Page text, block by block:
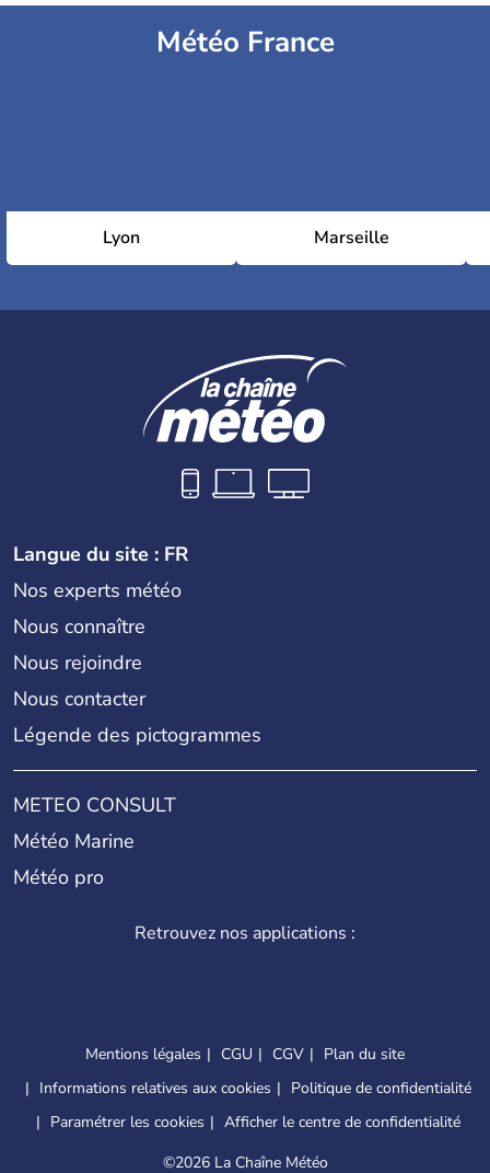
Météo France
Lyon Marseille
Langue du site : FR
Nos experts météo
Nous connaître
Nous rejoindre
Nous contacter
Légende des pictogrammes
METEO CONSULT
Météo Marine
Météo pro
Retrouvez nos applications :
Mentions légales CGU CGV
Plan du site
Informations relatives aux cookies
Politique de confidentialité
Paramétrer les cookies
Afficher le centre de confidentialité
©2026 La Chaîne Météo